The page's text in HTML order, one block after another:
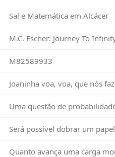
Sal e Matemática em Alcácer
M.C. Escher: Journey To
M82589933
Joaninha voa, voa, que nós
Uma questão de
Será possível dobrar um
Quanto avança uma carga